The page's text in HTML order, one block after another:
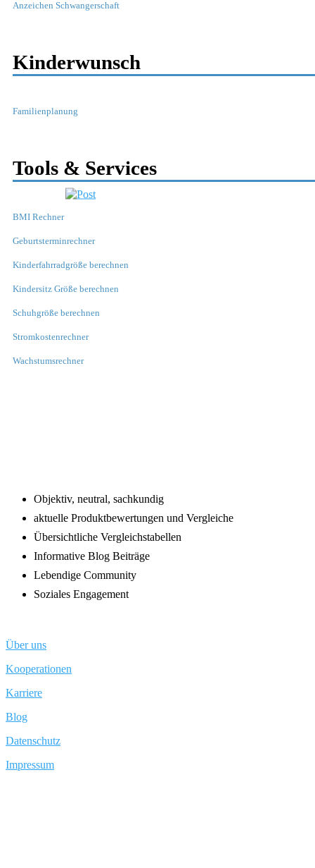
Anzeichen Schwangerschaft
Kinderwunsch
Familienplanung
Tools & Services
BMI Rechner
Geburtsterminrechner
Kinderfahrradgröße berechnen
Kindersitz Größe berechnen
Schuhgröße berechnen
Stromkostenrechner
Wachstumsrechner
Objektiv, neutral, sachkundig
aktuelle Produktbewertungen und Vergleiche
Übersichtliche Vergleichstabellen
Informative Blog Beiträge
Lebendige Community
Soziales Engagement
Über uns
Kooperationen
Karriere
Blog
Datenschutz
Impressum